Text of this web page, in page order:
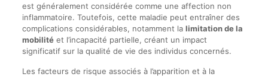
est généralement considérée comme une affection non
inflammatoire. Toutefois, cette maladie peut entraîner des
complications considérables, notamment la limitation de la
mobilitéet l’incapacité partielle, créant un impact
significatif sur la qualité de vie des individus concernés.
Les facteurs de risque associés à l’apparition et à la